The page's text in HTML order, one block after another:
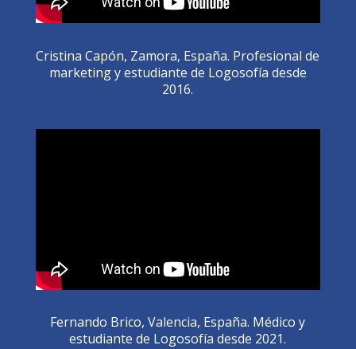
Cristina Capón, Zamora, España. Profesional de
marketing y estudiante de Logosofía desde
2016.
Fernando Brico, Valencia, España. Médico y
estudiante de Logosofía desde 2021.